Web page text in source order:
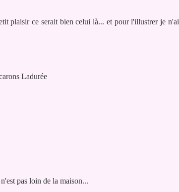
plaisir ce serait bien celui là... et pour l'illustrer je n'ai
Ladurée
pas loin de la maison...